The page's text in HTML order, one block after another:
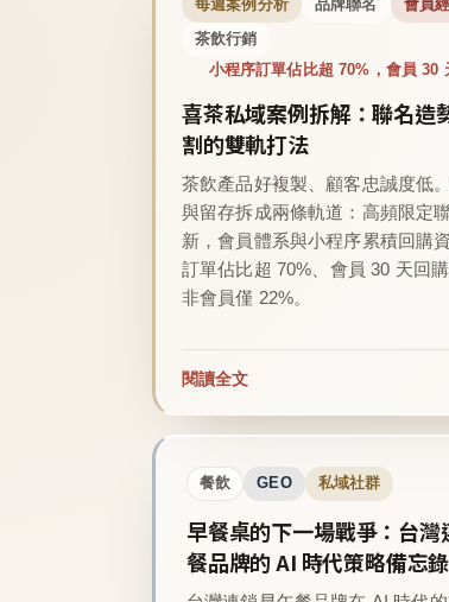
每週案例分析 品牌聯名 會員
茶飲行銷
小程序訂單佔比超 70%，會員 30
喜茶私域案例拆解：聯名造
割的雙軌打法
茶飲產品好複製、顧客忠誠度低
與留存拆成兩條軌道：高頻限定
新，會員體系與小程序累積回購
訂單佔比超 70%、會員 30 天回購
非會員僅 22%。
閱讀全文
餐飲 GEO 私域社群
早餐桌的下一場戰爭：台灣
餐品牌的 AI 時代策略備忘錄